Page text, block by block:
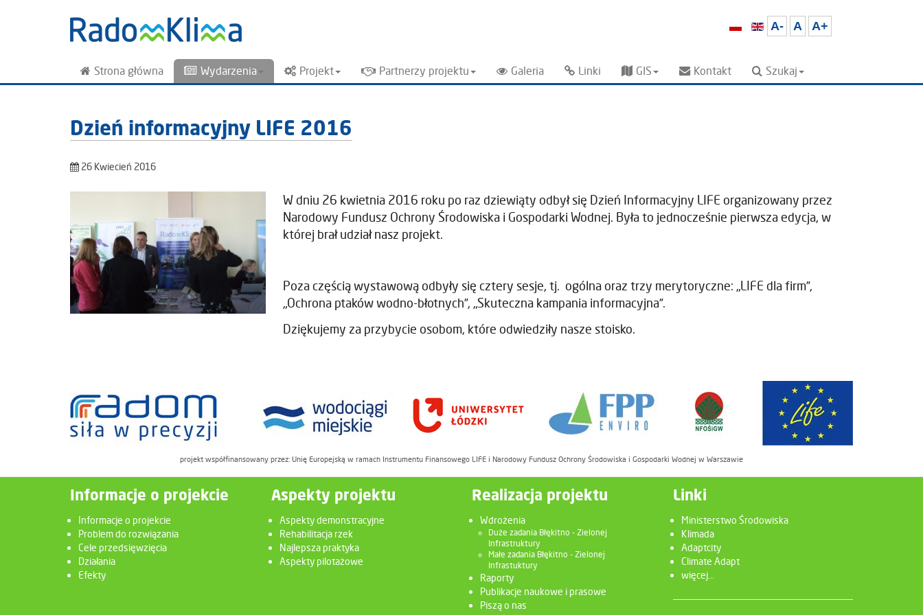
A- A A+
Strona główna Wydarzenia Projekt Partnerzy projektu Galeria Linki GIS Kontakt Szukaj
Dzień informacyjny LIFE 2016
26 Kwiecień 2016
W dniu 26 kwietnia 2016 roku po raz dziewiąty odbył się Dzień Informacyjny LIFE organizowany przez
Narodowy Fundusz Ochrony Środowiska i Gospodarki Wodnej. Była to jednocześnie pierwsza edycja, w
której brał udział nasz projekt.
Poza częścią wystawową odbyły się cztery sesje, tj. ogólna oraz trzy merytoryczne: „LIFE dla firm”,
„Ochrona ptaków wodno-błotnych”, „Skuteczna kampania informacyjna”.
Dziękujemy za przybycie osobom, które odwiedziły nasze stoisko.
projekt współfinansowany przez: Unię Europejską w ramach Instrumentu Finansowego LIFE i Narodowy Fundusz Ochrony Środowiska i Gospodarki Wodnej w Warszawie
Informacje o projekcie
Informacje o projekcie
Problem do rozwiązania
Cele przedsięwzięcia
Działania
Efekty
Aspekty projektu
Aspekty demonstracyjne
Rehabilitacja rzek
Najlepsza praktyka
Aspekty pilotażowe
Realizacja projektu
Wdrożenia
Duże zadania Błękitno - Zielonej
Infrastruktury
Małe zadania Błękitno - Zielonej
Infrastuktury
Raporty
Publikacje naukowe i prasowe
Piszą o nas
Linki
Ministerstwo Środowiska
Klimada
Adaptcity
Climate Adapt
więcej...